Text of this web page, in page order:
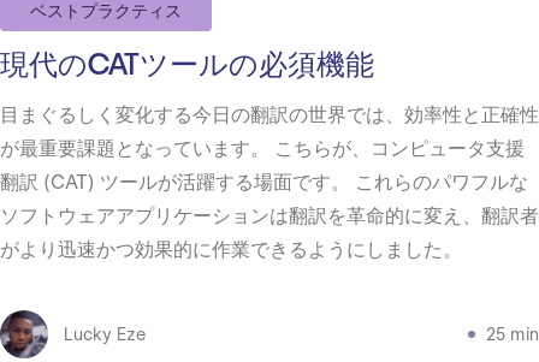
ベストプラクティス
現代のCATツールの必須機能
目まぐるしく変化する今日の翻訳の世界では、効率性と正確性
が最重要課題となっています。 こちらが、コンピュータ支援
翻訳 (CAT) ツールが活躍する場面です。 これらのパワフルな
ソフトウェアアプリケーションは翻訳を革命的に変え、翻訳者
がより迅速かつ効果的に作業できるようにしました。
Lucky Eze 25 min